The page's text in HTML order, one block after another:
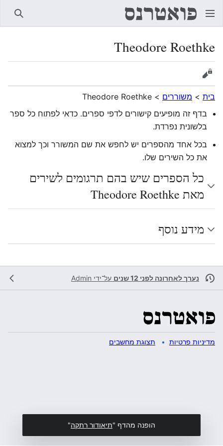
Theodore Roethke
הצגת מקור
בית > משוררים >
Theodore Roethke
בדף זה מופיעים קישורים לדפי ספרים. כדאי לפתוח כל ספר
בלשונית נפרדת.
בכל אחד מהספרים יש לחפש את שם המשורר וכך למצוא
את כל השירים שלו.
כל הספרים שיש בהם תרגומים לשירים
מאת Theodore Roethke
מידע נוסף
נערך לאחרונה לפני 12 שנים על־ידי Admin
מדיניות פרטיות תצוגת מחשבים
הופנה מהדף "תיאודור רתקה"